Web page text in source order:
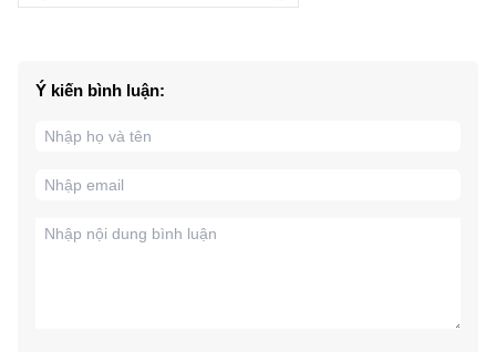
Ý kiến bình luận: